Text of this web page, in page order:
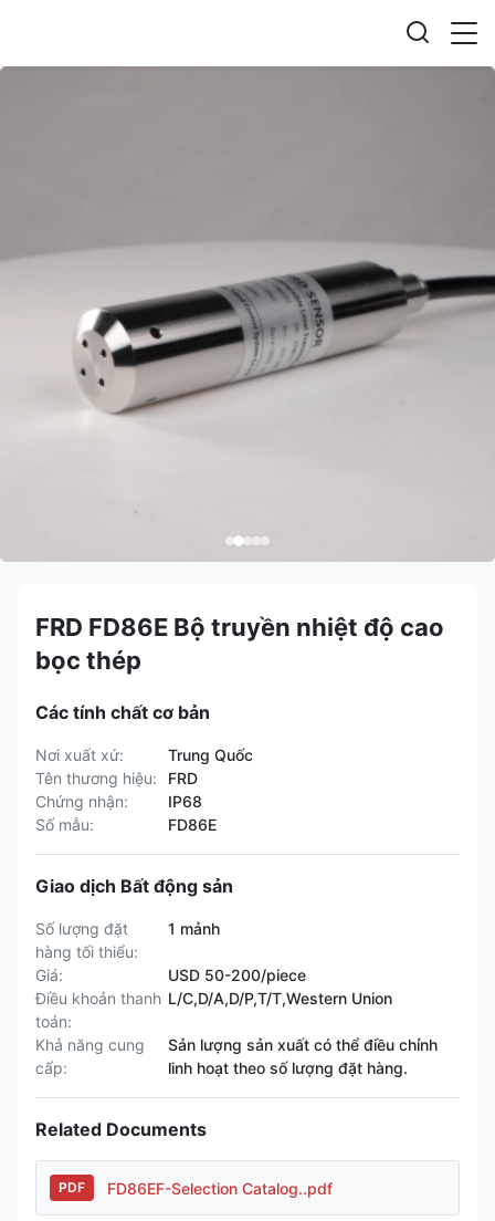
FRD FD86E Bộ truyền nhiệt độ cao
bọc thép
Các tính chất cơ bản
Nơi xuất xứ:
Trung Quốc
Tên thương hiệu:
FRD
Chứng nhận:
IP68
Số mẫu:
FD86E
Giao dịch Bất động sản
Số lượng đặt
hàng tối thiểu:
1 mảnh
Giá:
USD 50-200/piece
Điều khoản thanh
toán:
L/C,D/A,D/P,T/T,Western Union
Khả năng cung
cấp:
Sản lượng sản xuất có thể điều chỉnh
linh hoạt theo số lượng đặt hàng.
Related Documents
PDF FD86EF-Selection Catalog..pdf